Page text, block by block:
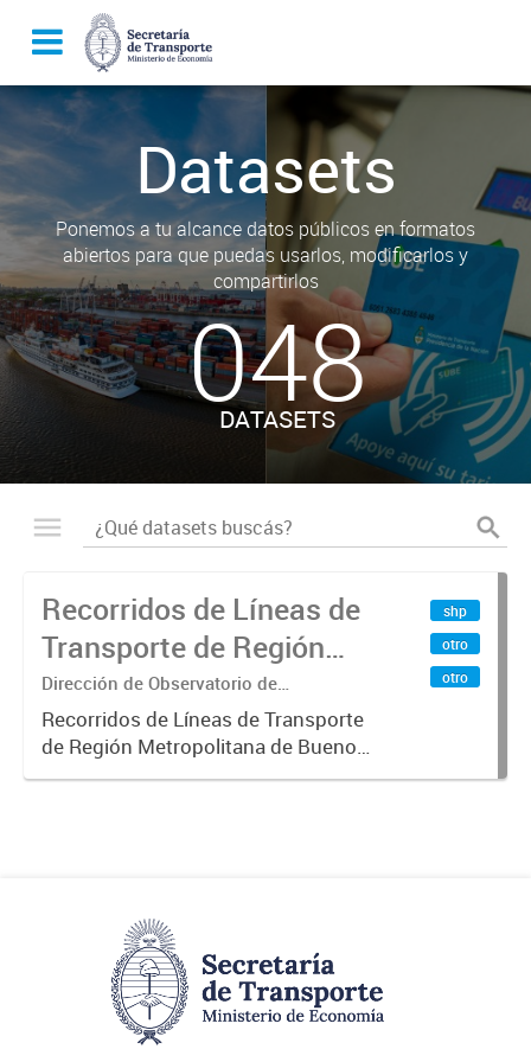
Datasets
Ponemos a tu alcance datos públicos en formatos
abiertos para que puedas usarlos, modificarlos y
compartirlos
048
DATASETS
Recorridos de Líneas de
Transporte de Región
Metropolitana de
Buenos Aires (RMBA)
Dirección de Observatorio de
Transporte, Estudio y Sistemas
Recorridos de Líneas de Transporte
de Región Metropolitana de Buenos
Aires (RMBA).-
shp
otro
otro